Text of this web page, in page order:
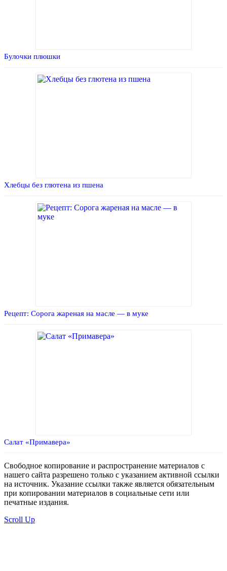
Булочки плюшки
Хлебцы без глютена из пшена
Рецепт: Сорога жареная на масле — в муке
Салат «Примавера»
Свободное копирование и распространение материалов с
нашего сайта разрешено только с указанием активной ссылки
на источник. Указание ссылки также является обязательным
при копировании материалов в социальные сети или
печатные издания.
Scroll Up